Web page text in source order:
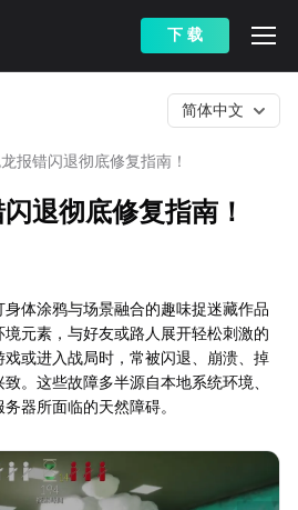
下 载
报错闪退彻底修复指南！
简体中文
退彻底修复指南！
体涂鸦与场景融合的趣味捉迷藏作品
元素，与好友或路人展开轻松刺激的
或进入战局时，常被闪退、崩溃、掉
。这些故障多半源自本地系统环境、
器所面临的天然障碍。